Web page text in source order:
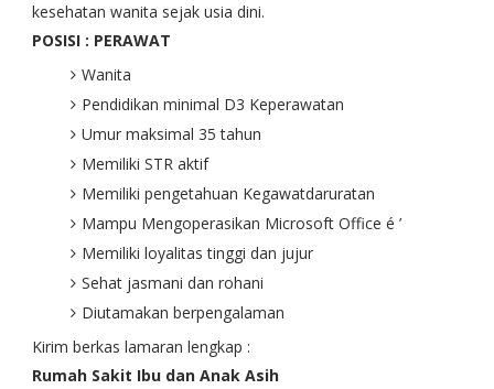
kesehatan wanita sejak usia dini.
POSISI : PERAWAT
Wanita
Pendidikan minimal D3 Keperawatan
Umur maksimal 35 tahun
Memiliki STR aktif
Memiliki pengetahuan Kegawatdaruratan
Mampu Mengoperasikan Microsoft Office é ’
Memiliki loyalitas tinggi dan jujur
Sehat jasmani dan rohani
Diutamakan berpengalaman
Kirim berkas lamaran lengkap :
Rumah Sakit Ibu dan Anak Asih